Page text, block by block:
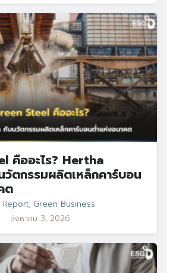
คืออะไร? Hertha
ตกรรมผลิตเหล็กคาร์บอน
ต
Report, Green Business
สิงหาคม 3, 2026